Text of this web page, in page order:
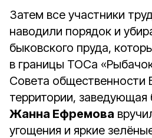
Затем все участники
наводили порядок и
быковского пруда,
в границы ТОСа
Совета общественности
территории, заведующая
Жанна Ефремова
угощения и яркие